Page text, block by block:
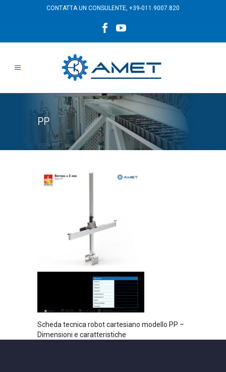
CONTATTA UN CONSULENTE, +39-011.9007.820
PP
Scheda tecnica robot cartesiano modello PP –
Dimensioni e caratteristiche